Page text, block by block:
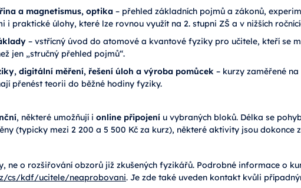
a magnetismus, optika – přehled základních pojmů a zákonů,
i praktické úlohy, které lze rovnou využít na 2. stupni ZŠ a v nižších
– vstřícný úvod do atomové a kvantové fyziky pro učitele, kteří se
jen „stručný přehled pojmů“.
digitální měření, řešení úloh a výroba pomůcek – kurzy zaměřené
přenést teorii do běžné hodiny fyziky.
, některé umožňují i online připojení u vybraných bloků. Délka se
(typicky mezi 2 200 a 5 500 Kč za kurz), některé aktivity jsou dokonce
ne o rozšiřování obzorů již zkušených fyzikářů. Podrobné informace o
cs/kdf/ucitele/neaprobovani. Je zde také uveden kontakt kvůli